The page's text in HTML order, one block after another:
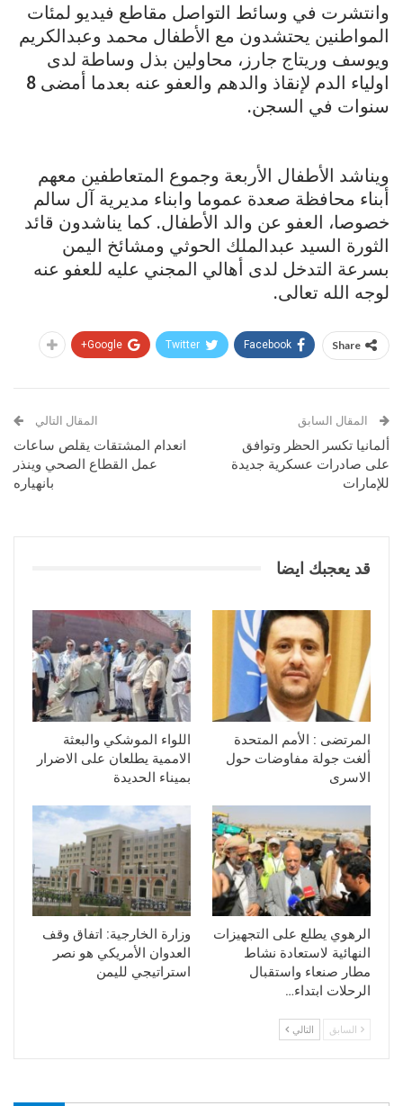
وانتشرت في وسائط التواصل مقاطع فيديو لمئات
المواطنين يحتشدون مع الأطفال محمد وعبدالكريم
ويوسف وريتاج جارز، محاولين بذل وساطة لدى
اولياء الدم لإنقاذ والدهم والعفو عنه بعدما أمضى 8
سنوات في السجن.
ويناشد الأطفال الأربعة وجموع المتعاطفين معهم
أبناء محافظة صعدة عموما وابناء مديرية آل سالم
خصوصا، العفو عن والد الأطفال. كما يناشدون قائد
الثورة السيد عبدالملك الحوثي ومشائخ اليمن
بسرعة التدخل لدى أهالي المجني عليه للعفو عنه
لوجه الله تعالى.
Share
Facebook
Twitter
Google+
المقال السابق
ألمانيا تكسر الحظر وتوافق
على صادرات عسكرية جديدة
للإمارات
المقال التالي
انعدام المشتقات يقلص ساعات
عمل القطاع الصحي وينذر
بانهياره
قد يعجبك ايضا
المرتضى : الأمم المتحدة
ألغت جولة مفاوضات حول
الاسرى
اللواء الموشكي والبعثة
الاممية يطلعان على الاضرار
بميناء الحديدة
الرهوي يطلع على التجهيزات
النهائية لاستعادة نشاط
مطار صنعاء واستقبال
الرحلات ابتداء…
وزارة الخارجية: اتفاق وقف
العدوان الأمريكي هو نصر
استراتيجي لليمن
السابق التالي